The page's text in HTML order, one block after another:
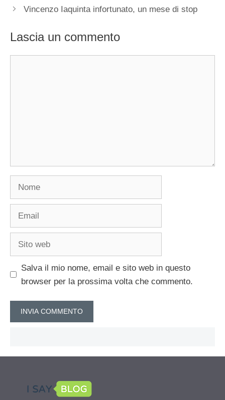
Vincenzo Iaquinta infortunato, un mese di stop
Lascia un commento
Salva il mio nome, email e sito web in questo
browser per la prossima volta che commento.